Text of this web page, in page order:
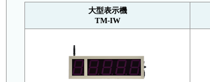
大型表示機
TM-IW